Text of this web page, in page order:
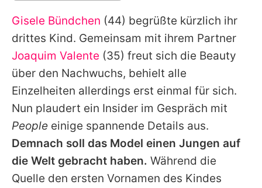
Alle Themen auf Promiflash
Jobs
App runterladen
Team
Redaktionelle Richtlinien
Impressum
Datenschutzerklärung
Gisele Bündchen (44) begrüßte kürzlich ihr
drittes Kind. Gemeinsam mit ihrem Partner
Joaquim Valente (35) freut sich die Beauty
über den Nachwuchs, behielt alle
Einzelheiten allerdings erst einmal für sich.
Nun plaudert ein Insider im Gespräch mit
People einige spannende Details aus.
Demnach soll das Model einen Jungen auf
die Welt gebracht haben. Während die
Quelle den ersten Vornamen des Kindes